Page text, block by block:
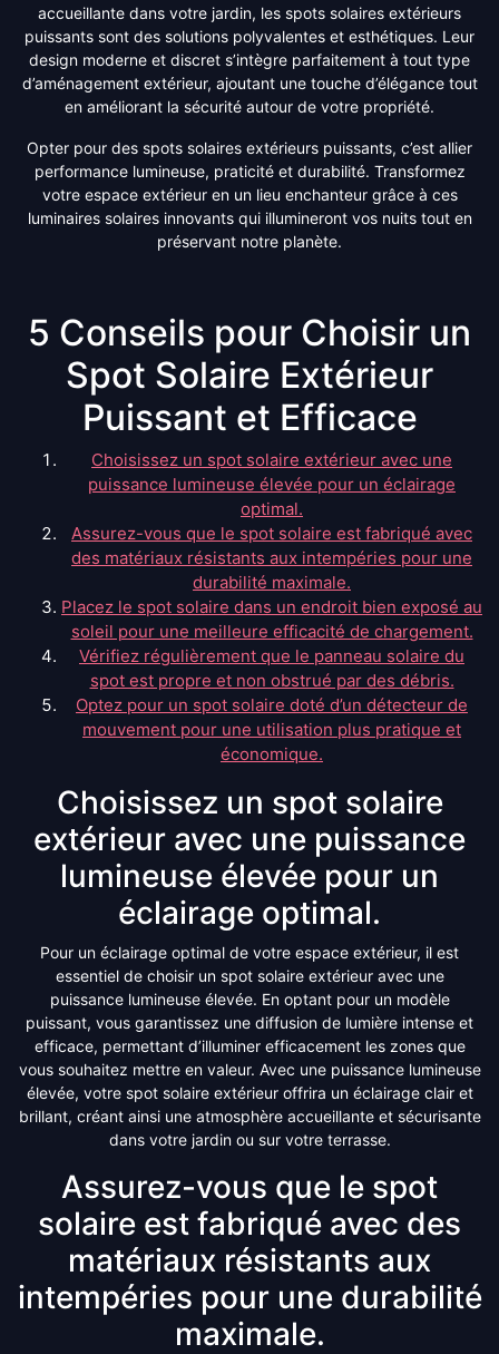
accueillante dans votre jardin, les spots solaires extérieurs
puissants sont des solutions polyvalentes et esthétiques. Leur
design moderne et discret s’intègre parfaitement à tout type
d’aménagement extérieur, ajoutant une touche d’élégance tout
en améliorant la sécurité autour de votre propriété.
Opter pour des spots solaires extérieurs puissants, c’est allier
performance lumineuse, praticité et durabilité. Transformez
votre espace extérieur en un lieu enchanteur grâce à ces
luminaires solaires innovants qui illumineront vos nuits tout en
préservant notre planète.
5 Conseils pour Choisir un
Spot Solaire Extérieur
Puissant et Efficace
Choisissez un spot solaire extérieur avec une
puissance lumineuse élevée pour un éclairage
optimal.
Assurez-vous que le spot solaire est fabriqué avec
des matériaux résistants aux intempéries pour une
durabilité maximale.
Placez le spot solaire dans un endroit bien exposé au
soleil pour une meilleure efficacité de chargement.
Vérifiez régulièrement que le panneau solaire du
spot est propre et non obstrué par des débris.
Optez pour un spot solaire doté d’un détecteur de
mouvement pour une utilisation plus pratique et
économique.
Choisissez un spot solaire
extérieur avec une puissance
lumineuse élevée pour un
éclairage optimal.
Pour un éclairage optimal de votre espace extérieur, il est
essentiel de choisir un spot solaire extérieur avec une
puissance lumineuse élevée. En optant pour un modèle
puissant, vous garantissez une diffusion de lumière intense et
efficace, permettant d’illuminer efficacement les zones que
vous souhaitez mettre en valeur. Avec une puissance lumineuse
élevée, votre spot solaire extérieur offrira un éclairage clair et
brillant, créant ainsi une atmosphère accueillante et sécurisante
dans votre jardin ou sur votre terrasse.
Assurez-vous que le spot
solaire est fabriqué avec des
matériaux résistants aux
intempéries pour une durabilité
maximale.